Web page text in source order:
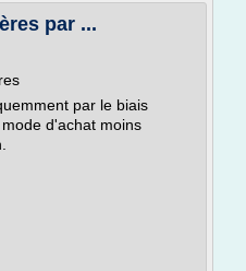
par ...
par le biais
d'achat moins